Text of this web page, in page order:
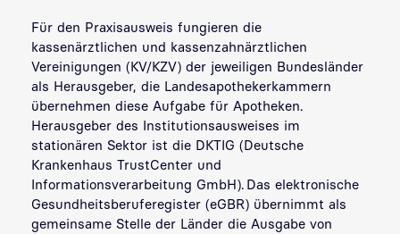
Für den Praxisausweis fungieren die
kassenärztlichen und kassenzahnärztlichen
Vereinigungen (KV/KZV) der jeweiligen Bundesländer
als Herausgeber, die Landesapothekerkammern
übernehmen diese Aufgabe für Apotheken.
Herausgeber des Institutionsausweises im
stationären Sektor ist die DKTIG (Deutsche
Krankenhaus TrustCenter und
Informationsverarbeitung GmbH). Das elektronische
Gesundheitsberuferegister (eGBR) übernimmt als
gemeinsame Stelle der Länder die Ausgabe von